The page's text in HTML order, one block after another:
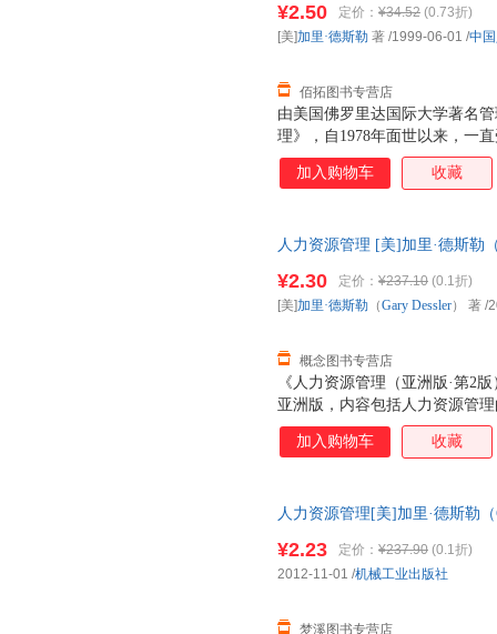
门的事。凡是管理者都需要在
底。（2）赢得雇员的献身精神
由美国佛罗里达国际大学著名
理》，自1978年面世以来，一
在世界最大的教育图书出版商
上，该书一直名列前茅。由中
以“人高于一切”的价值观为基
门的事。凡是管理者都需要在
底。（2）赢得雇员的献身精神
¥2.50 定价： ¥34.52 (0.73折)
佰拓图书专营店
[美]加里·德斯勒 著 /1999-06-01 /中
加入购物车 收藏
人力资源管理 [美]加里·德斯勒
《人力资源管理（亚洲版·第2
亚洲版，内容包括人力资源管
源计分卡，工作分析，就业计
培训与开发，绩效管理与评估
动，密切联系实际，适用于工
力资源管理实践工作者以及政
参考。
¥2.30 定价： ¥237.10 (0.1折)
概念图书专营店
[美]加里·德斯勒 （Gary Dessler） 著 /
加入购物车 收藏
人力资源管理[美]加里·德斯勒
¥2.23 定价： ¥237.90 (0.1折)
梦溪图书专营店
2012-11-01 /机械工业出版社